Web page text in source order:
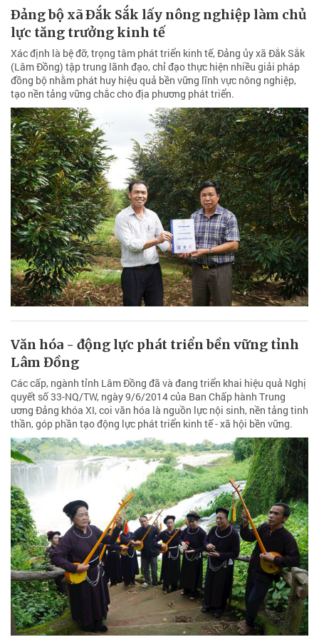
Ðảng bộ xã Ðắk Sắk lấy nông nghiệp làm chủ
lực tăng trưởng kinh tế
Xác định là bệ đỡ, trọng tâm phát triển kinh tế, Đảng ủy xã Đắk Sắk
(Lâm Đồng) tập trung lãnh đạo, chỉ đạo thực hiện nhiều giải pháp
đồng bộ nhằm phát huy hiệu quả bền vững lĩnh vực nông nghiệp,
tạo nền tảng vững chắc cho địa phương phát triển.
Văn hóa - động lực phát triển bền vững tỉnh
Lâm Đồng
Các cấp, ngành tỉnh Lâm Đồng đã và đang triển khai hiệu quả Nghị
quyết số 33-NQ/TW, ngày 9/6/2014 của Ban Chấp hành Trung
ương Đảng khóa XI, coi văn hóa là nguồn lực nội sinh, nền tảng tinh
thần, góp phần tạo động lực phát triển kinh tế - xã hội bền vững.